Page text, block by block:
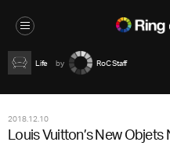
Life RoC Staff
2018.12.10
Louis Vuitton’s New